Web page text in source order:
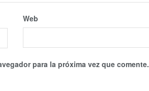
Web
para la próxima vez que comente.